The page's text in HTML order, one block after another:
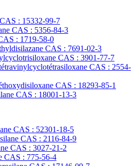
: 15332-99-7
CAS : 5356-84-3
: 1719-58-0
CAS : 7691-02-3
CAS : 3901-77-7
CAS : 2554-
CAS : 18293-85-1
CAS : 18001-13-3
CAS : 52301-18-5
CAS : 2116-84-9
CAS : 3027-21-2
CAS : 775-56-4